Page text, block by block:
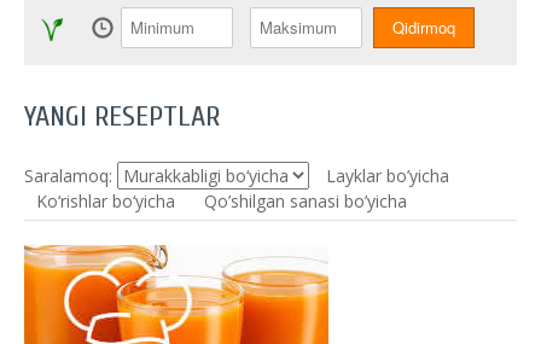
YANGI RESEPTLAR
Saralamoq:
Layklar bo’yicha
Ko‘rishlar bo‘yicha
Qo’shilgan sanasi bo’yicha